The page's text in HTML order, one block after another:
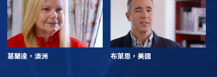
葛蘭達，澳洲 布萊恩，美國